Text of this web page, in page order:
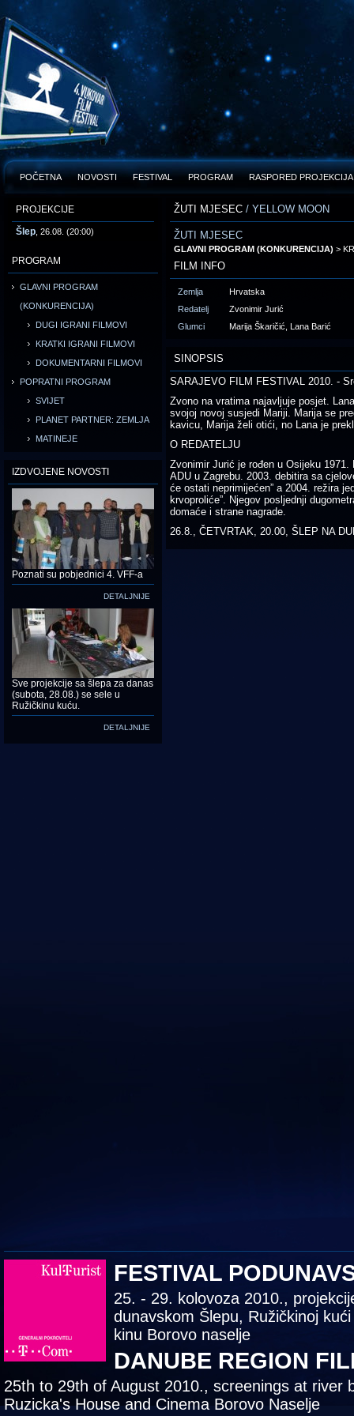
POČETNA NOVOSTI FESTIVAL PROGRAM RASPORED PROJEKCIJA
PROJEKCIJE
Šlep , 26.08. (20:00)
PROGRAM
GLAVNI PROGRAM
(KONKURENCIJA)
DUGI IGRANI FILMOVI
KRATKI IGRANI FILMOVI
DOKUMENTARNI FILMOVI
POPRATNI PROGRAM
SVIJET
PLANET PARTNER: ZEMLJA
MATINEJE
IZDVOJENE NOVOSTI
Poznati su pobjednici 4. VFF-a
DETALJNIJE
Sve projekcije sa šlepa za danas
(subota, 28.08.) se sele u
Ružičkinu kuću.
DETALJNIJE
ŽUTI MJESEC / YELLOW MOON
ŽUTI MJESEC
GLAVNI PROGRAM (KONKURENCIJA) >
FILM INFO
Zemlja
Hrvatska
Redatelj
Zvonimir Jurić
Glumci
Marija Škaričić, Lana Barić
SINOPSIS
SARAJEVO FILM FESTIVAL 2010. -
Zvono na vratima najavljuje posjet.
svojoj novoj susjedi Mariji. Marija se
kavicu, Marija želi otići, no Lana je
O REDATELJU
Zvonimir Jurić je rođen u Osijeku
ADU u Zagrebu. 2003. debitira sa
će ostati neprimijećen” a 2004. režira
krvoproliće”. Njegov posljednji
domaće i strane nagrade.
26.8., ČETVRTAK, 20.00, ŠLEP NA
FESTIVAL
25. - 29. kolovoza 2010.,
dunavskom Šlepu, Ružičkinoj
kinu Borovo naselje
DANUBE REGION
25th to 29th of August 2010., screenings at river
Ruzicka's House and Cinema Borovo Naselje